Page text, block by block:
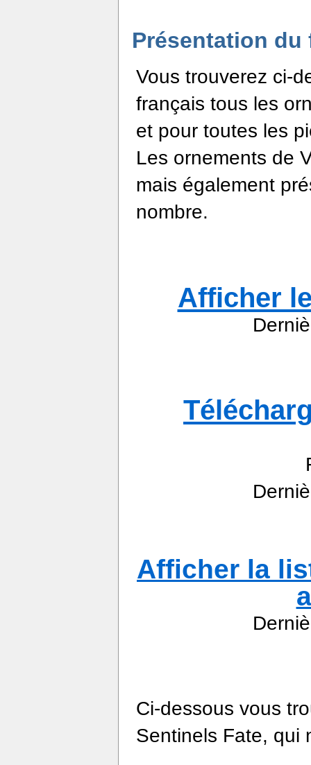
Présentation du
Vous trouverez ci-
français tous les
et pour toutes les
Les ornements de
mais également
nombre.
Afficher
Afficher la
Ci-dessous vous
Sentinels Fate, qui